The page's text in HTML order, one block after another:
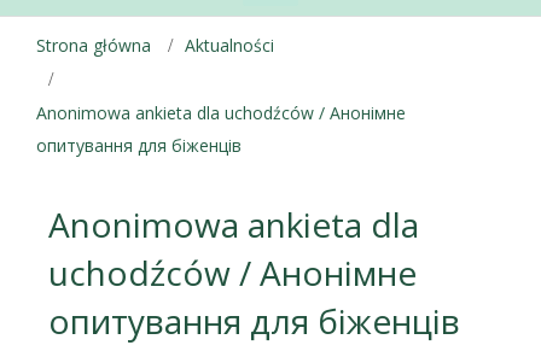
Strona główna Aktualności
Anonimowa ankieta dla uchodźców / Анонімне
опитування для біженців
Anonimowa ankieta dla
uchodźców / Анонімне
опитування для біженців